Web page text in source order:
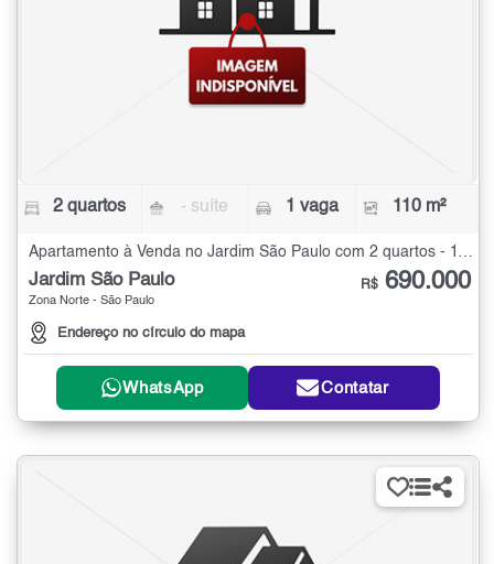
2 quartos - suíte 1 vaga 110 m²
Apartamento à Venda no Jardim São Paulo com 2 quartos - 110 m²
Jardim São Paulo
Zona Norte - São Paulo
Endereço no círculo do mapa
R$ 690.000
WhatsApp Contatar